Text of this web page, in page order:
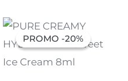
PROMO -20%
PROMO -20%
O
preço
original
7,07 €.
O
preço
atual
5,66 €.